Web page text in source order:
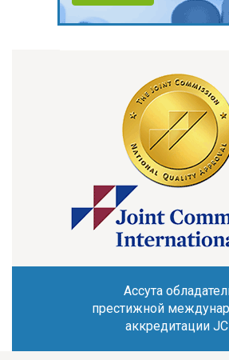
Ассута
престижной
аккредитации